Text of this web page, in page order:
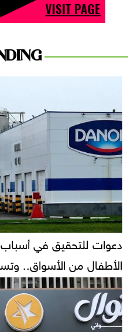
دعوات للتحقيق في
الأطفال من الأسواق..